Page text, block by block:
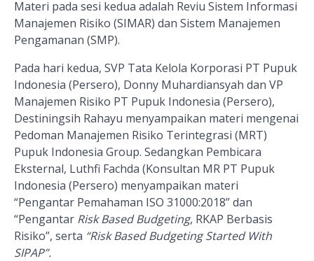
Materi pada sesi kedua adalah Reviu Sistem Informasi
Manajemen Risiko (SIMAR) dan Sistem Manajemen
Pengamanan (SMP).
Pada hari kedua, SVP Tata Kelola Korporasi PT Pupuk
Indonesia (Persero), Donny Muhardiansyah dan VP
Manajemen Risiko PT Pupuk Indonesia (Persero),
Destiningsih Rahayu menyampaikan materi mengenai
Pedoman Manajemen Risiko Terintegrasi (MRT)
Pupuk Indonesia Group. Sedangkan Pembicara
Eksternal, Luthfi Fachda (Konsultan MR PT Pupuk
Indonesia (Persero) menyampaikan materi
“Pengantar Pemahaman ISO 31000:2018” dan
“Pengantar Risk Based Budgeting, RKAP Berbasis
Risiko”, serta “Risk Based Budgeting Started With
SIPAP”.